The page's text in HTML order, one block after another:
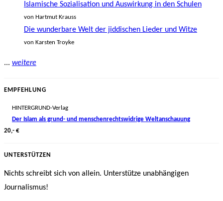
Islamische Sozialisation und Auswirkung in den Schulen
von Hartmut Krauss
Die wunderbare Welt der jiddischen Lieder und Witze
von Karsten Troyke
... weitere
EMPFEHLUNG
HINTERGRUND-Verlag
Der Islam als grund- und menschenrechtswidrige Weltanschauung
20,- €
UNTERSTÜTZEN
Nichts schreibt sich von allein. Unterstütze unabhängigen
Journalismus!